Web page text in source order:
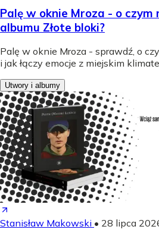
Palę w oknie Mroza - o czym
albumu Złote bloki?
Palę w oknie Mroza - sprawdź, o
i jak łączy emocje z miejskim
Utwory i albumy
Stanisław Makowski • 28 lipca